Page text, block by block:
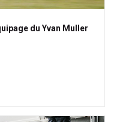
du Yvan Muller